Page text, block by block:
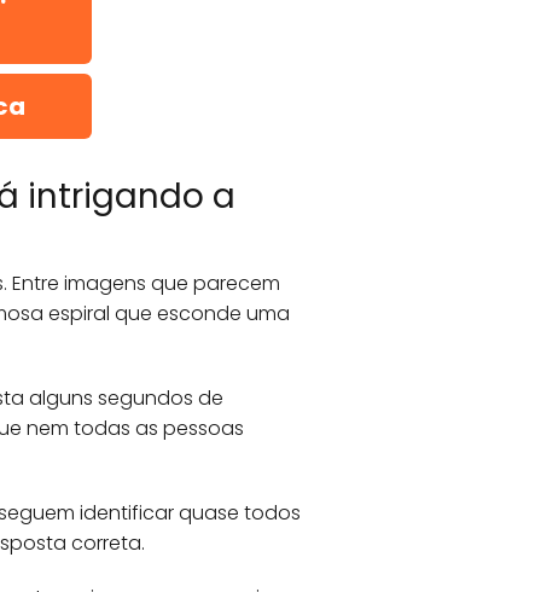
intrigando a
Entre imagens que parecem
espiral que esconde uma
alguns segundos de
nem todas as pessoas
identificar quase todos
correta.